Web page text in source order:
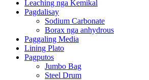
Leaching nga Kemikal
Pagdalisay
Sodium Carbonate
Borax nga anhydrous
Paggaling Media
Lining Plato
Pagputos
Jumbo Bag
Steel Drum